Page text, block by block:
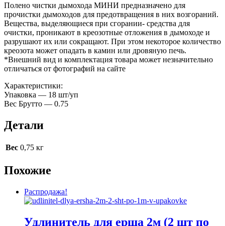
Полено чистки дымохода МИНИ предназначено для
прочистки дымоходов для предотвращения в них возгораний.
Вещества, выделяющиеся при сгорании- средства для
очистки, проникают в креозотные отложения в дымоходе и
разрушают их или сокращают. При этом некоторое количество
креозота может опадать в камин или дровяную печь.
*Внешний вид и комплектация товара может незначительно
отличаться от фотографий на сайте
Характеристики:
Упаковка — 18 шт/уп
Вес Брутто — 0.75
Детали
Вес 0,75 кг
Похожие
Распродажа!
Удлинитель для ерша 2м (2 шт по